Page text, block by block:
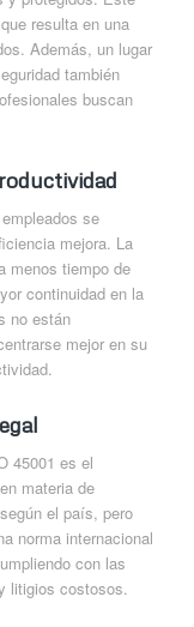
resulta en una
Además, un lugar
también
buscan
se
mejora. La
menos tiempo de
continuidad en la
no están
mejor en su
45001 es el
materia de
el país, pero
norma internacional
con las
litigios costosos.